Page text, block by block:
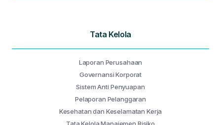
Tata Kelola
Laporan Perusahaan
Governansi Korporat
Sistem Anti Penyuapan
Pelaporan Pelanggaran
Kesehatan dan Keselamatan Kerja